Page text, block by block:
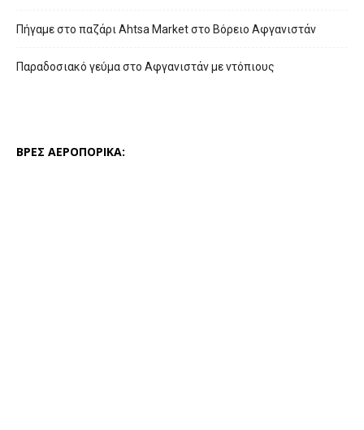
Πήγαμε στο παζάρι Ahtsa Market στο Βόρειο Αφγανιστάν
Παραδοσιακό γεύμα στο Αφγανιστάν με ντόπιους
ΒΡΕΣ ΑΕΡΟΠΟΡΙΚΑ: